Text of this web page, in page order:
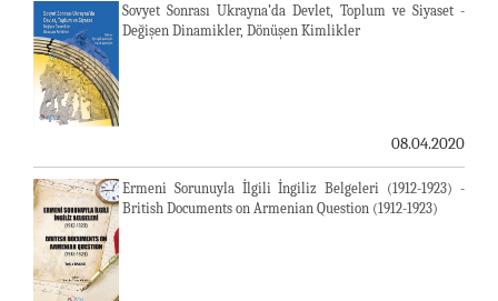
Sovyet Sonrası Ukrayna’da Devlet, Toplum ve Siyaset -
Değişen Dinamikler, Dönüşen Kimlikler
08.04.2020
Ermeni Sorunuyla İlgili İngiliz Belgeleri (1912-1923) -
British Documents on Armenian Question (1912-1923)